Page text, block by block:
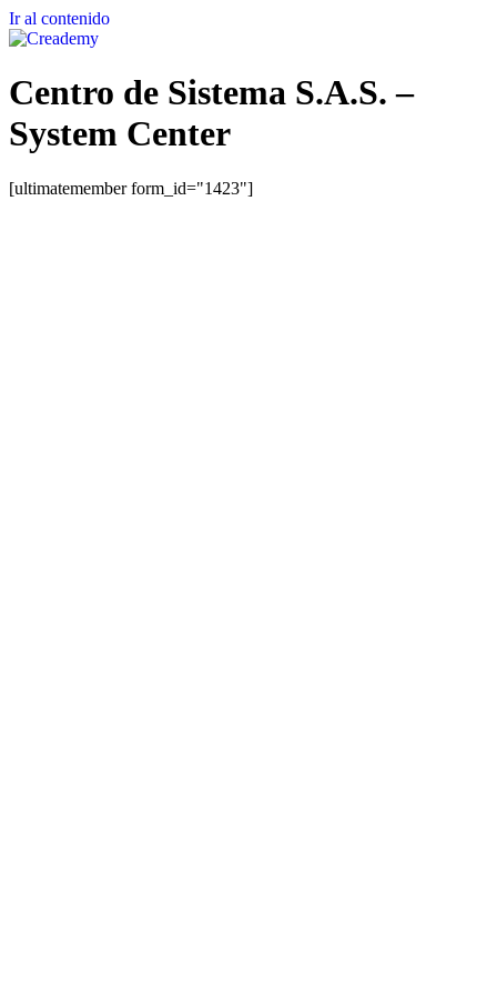
Ir al contenido
Centro de Sistema S.A.S. –
System Center
[ultimatemember form_id="1423"]